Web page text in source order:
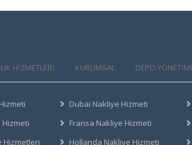
HIZMETLERI KURUMSAL DEPO YÖNETİMİ
Hizmetleri
Dubai Nakliye Hizmeti
Fransa Nakliye Hizmeti
Hollanda Nakliye Hizmeti